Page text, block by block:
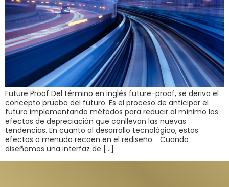
Future Proof Del término en inglés future-proof, se deriva el
concepto prueba del futuro. Es el proceso de anticipar el
futuro implementando métodos para reducir al mínimo los
efectos de depreciación que conllevan las nuevas
tendencias. En cuanto al desarrollo tecnológico, estos
efectos a menudo recaen en el rediseño. Cuando
diseñamos una interfaz de […]